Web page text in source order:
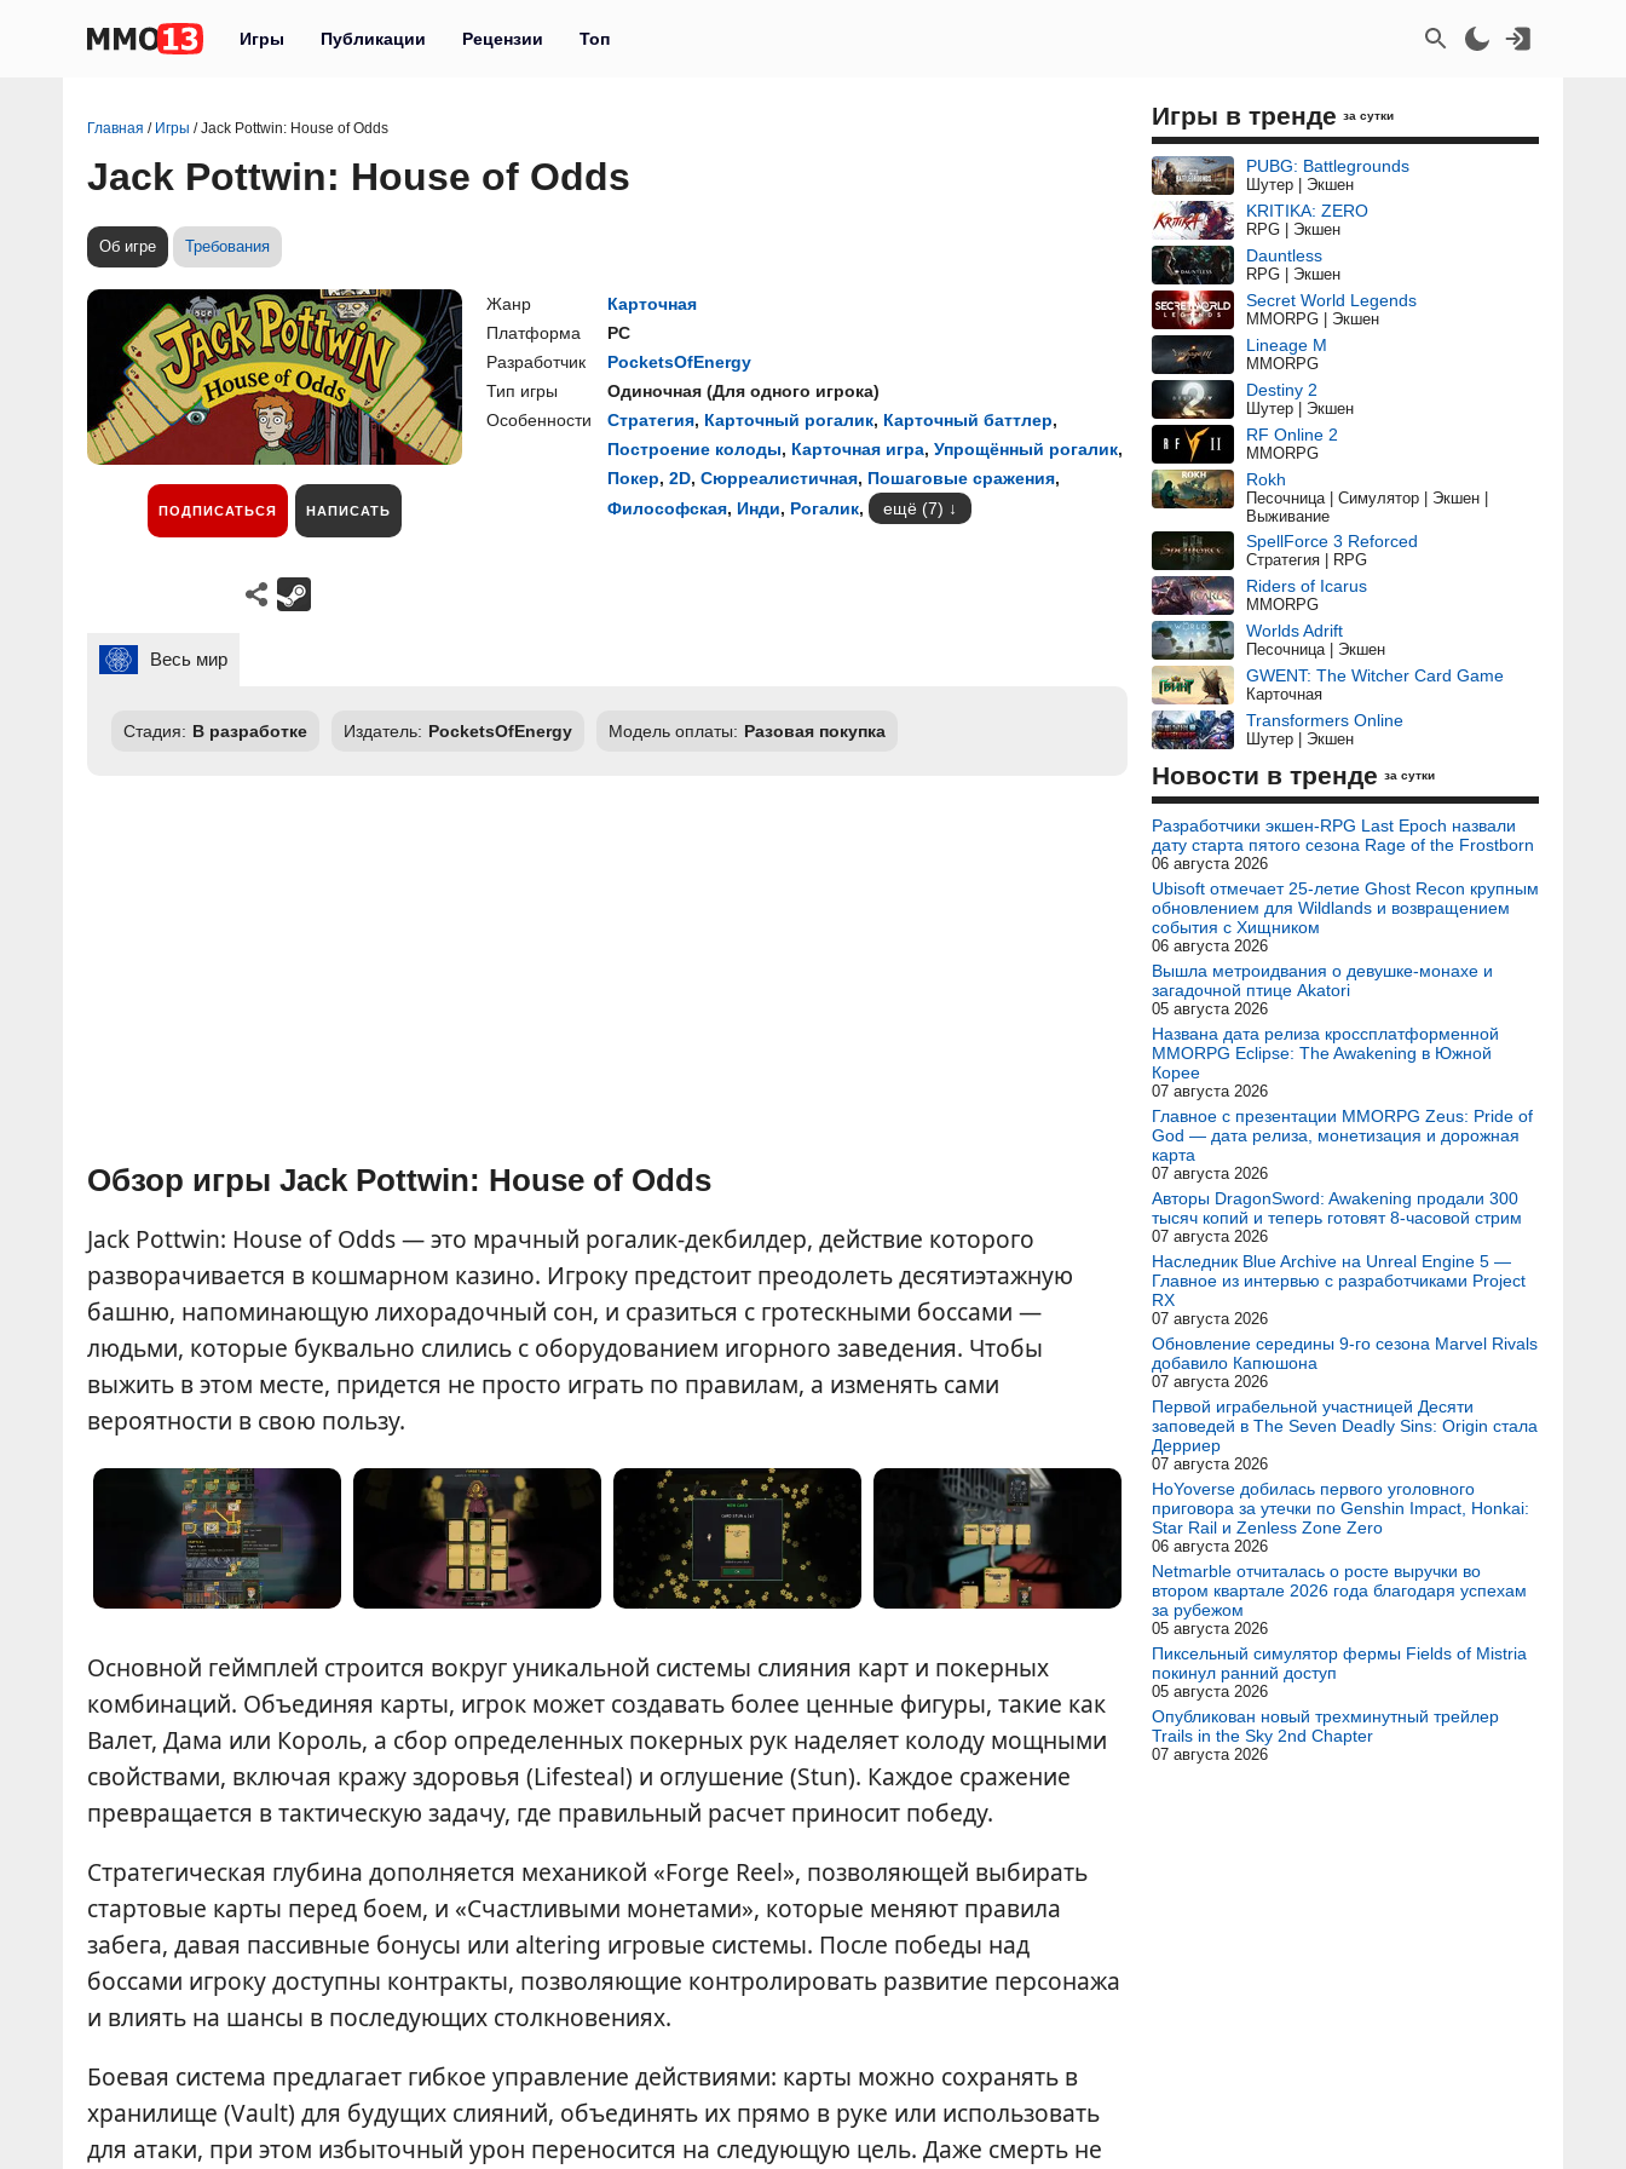
Игры Публикации Рецензии Топ
Главная / Игры /Jack Pottwin: House of Odds
Jack Pottwin: House of Odds
Об игре Требования
ПОДПИСАТЬСЯ НАПИСАТЬ
Жанр
Карточная
Платформа
PC
Разработчик
PocketsOfEnergy
Тип игры
Одиночная (Для одного игрока)
Особенности
Стратегия, Карточный рогалик, Карточный баттлер,
Построение колоды, Карточная игра, Упрощённый рогалик,
Покер, 2D, Сюрреалистичная, Пошаговые сражения,
Философская, Инди, Рогалик, ещё (7)
Весь мир
Стадия: В разработке Издатель: PocketsOfEnergy Модель оплаты: Разовая покупка
Обзор игры Jack Pottwin: House of Odds
Jack Pottwin: House of Odds — это мрачный рогалик-декбилдер, действие которого
разворачивается в кошмарном казино. Игроку предстоит преодолеть десятиэтажную
башню, напоминающую лихорадочный сон, и сразиться с гротескными боссами —
людьми, которые буквально слились с оборудованием игорного заведения. Чтобы
выжить в этом месте, придется не просто играть по правилам, а изменять сами
вероятности в свою пользу.
Основной геймплей строится вокруг уникальной системы слияния карт и покерных
комбинаций. Объединяя карты, игрок может создавать более ценные фигуры, такие как
Валет, Дама или Король, а сбор определенных покерных рук наделяет колоду мощными
свойствами, включая кражу здоровья (Lifesteal) и оглушение (Stun). Каждое сражение
превращается в тактическую задачу, где правильный расчет приносит победу.
Стратегическая глубина дополняется механикой «Forge Reel», позволяющей выбирать
стартовые карты перед боем, и «Счастливыми монетами», которые меняют правила
забега, давая пассивные бонусы или altering игровые системы. После победы над
боссами игроку доступны контракты, позволяющие контролировать развитие персонажа
и влиять на шансы в последующих столкновениях.
Боевая система предлагает гибкое управление действиями: карты можно сохранять в
хранилище (Vault) для будущих слияний, объединять их прямо в руке или использовать
для атаки, при этом избыточный урон переносится на следующую цель. Даже смерть не
Игры в тренде за сутки
PUBG: Battlegrounds
Шутер | Экшен
KRITIKA: ZERO
RPG | Экшен
Dauntless
RPG | Экшен
Secret World Legends
MMORPG | Экшен
Lineage M
MMORPG
Destiny 2
Шутер | Экшен
RF Online 2
MMORPG
Rokh
Песочница | Симулятор | Экшен |
Выживание
SpellForce 3 Reforced
Стратегия | RPG
Riders of Icarus
MMORPG
Worlds Adrift
Песочница | Экшен
GWENT: The Witcher Card Game
Карточная
Transformers Online
Шутер | Экшен
Новости в тренде за сутки
Разработчики экшен-RPG Last Epoch назвали
дату старта пятого сезона Rage of the Frostborn
06 августа 2026
Ubisoft отмечает 25-летие Ghost Recon крупным
обновлением для Wildlands и возвращением
события с Хищником
06 августа 2026
Вышла метроидвания о девушке-монахе и
загадочной птице Akatori
05 августа 2026
Названа дата релиза кроссплатформенной
MMORPG Eclipse: The Awakening в Южной
Корее
07 августа 2026
Главное с презентации MMORPG Zeus: Pride of
God — дата релиза, монетизация и дорожная
карта
07 августа 2026
Авторы DragonSword: Awakening продали 300
тысяч копий и теперь готовят 8-часовой стрим
07 августа 2026
Наследник Blue Archive на Unreal Engine 5 —
Главное из интервью с разработчиками Project
RX
07 августа 2026
Обновление середины 9-го сезона Marvel Rivals
добавило Капюшона
07 августа 2026
Первой играбельной участницей Десяти
заповедей в The Seven Deadly Sins: Origin стала
Дерриер
07 августа 2026
HoYoverse добилась первого уголовного
приговора за утечки по Genshin Impact, Honkai:
Star Rail и Zenless Zone Zero
06 августа 2026
Netmarble отчиталась о росте выручки во
втором квартале 2026 года благодаря успехам
за рубежом
05 августа 2026
Пиксельный симулятор фермы Fields of Mistria
покинул ранний доступ
05 августа 2026
Опубликован новый трехминутный трейлер
Trails in the Sky 2nd Chapter
07 августа 2026